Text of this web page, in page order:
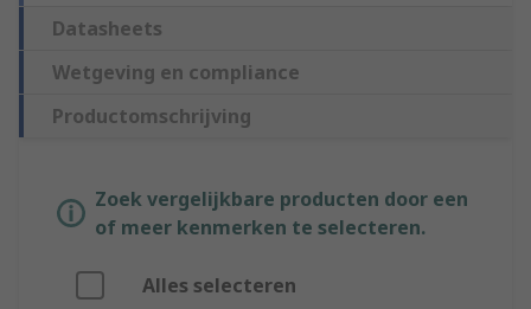
Datasheets
Wetgeving en compliance
Productomschrijving
Zoek vergelijkbare producten door een
of meer kenmerken te selecteren.
Alles selecteren